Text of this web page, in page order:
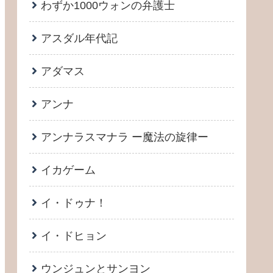
わずか1000ウォンの弁護士
アスダル年代記
アダマス
アンナ
アンナラスマナラ ー魔法の旋律ー
イカゲーム
イ・ドゥナ！
イ・ドヒョン
ウンジュンとサンヨン